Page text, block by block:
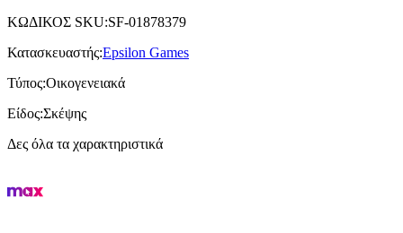
ΚΩΔΙΚΟΣ SKU:SF-01878379
Κατασκευαστής:Epsilon Games
Τύπος:Οικογενειακά
Είδος:Σκέψης
Δες όλα τα χαρακτηριστικά